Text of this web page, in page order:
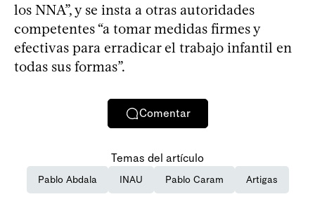
los NNA”, y se insta a otras autoridades
competentes “a tomar medidas firmes y
efectivas para erradicar el trabajo infantil en
todas sus formas”.
Comentar
Temas del artículo
Pablo Abdala INAU Pablo Caram Artigas